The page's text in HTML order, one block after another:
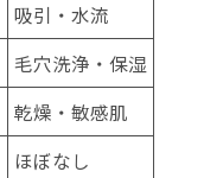
吸引・水流
毛穴洗浄・保湿
乾燥・敏感肌
ほぼなし